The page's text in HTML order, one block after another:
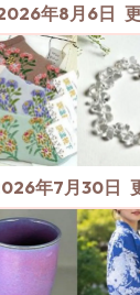
年8月6日
年7月30日